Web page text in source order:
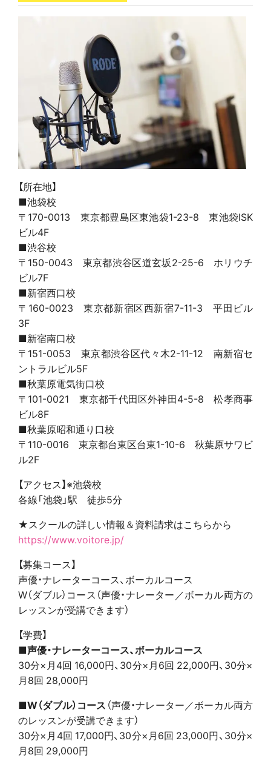
【所在地】
■池袋校
〒170-0013 東京都豊島区東池袋1-23-8 東池袋ISK
ビル4F
■渋谷校
〒150-0043 東京都渋谷区道玄坂2-25-6 ホリウチ
ビル7F
■新宿西口校
〒160-0023 東京都新宿区西新宿7-11-3 平田ビル
3F
■新宿南口校
〒151-0053 東京都渋谷区代々木2-11-12 南新宿セ
ントラルビル5F
■秋葉原電気街口校
〒101-0021 東京都千代田区外神田4-5-8 松孝商事
ビル8F
■秋葉原昭和通り口校
〒110-0016 東京都台東区台東1-10-6 秋葉原サワビ
ル2F
【アクセス】※池袋校
各線「池袋」駅 徒歩5分
★スクールの詳しい情報＆資料請求はこちらから
https://www.voitore.jp/
【募集コース】
声優・ナレーターコース、ボーカルコース
W（ダブル）コース（声優・ナレーター／ボーカル両方の
レッスンが受講できます）
【学費】
■声優・ナレーターコース、ボーカルコース
30分×月4回 16,000円、30分×月6回 22,000円、30分×
月8回 28,000円
■W（ダブル）コース （声優・ナレーター／ボーカル両方
のレッスンが受講できます）
30分×月4回 17,000円、30分×月6回 23,000円、30分×
月8回 29,000円